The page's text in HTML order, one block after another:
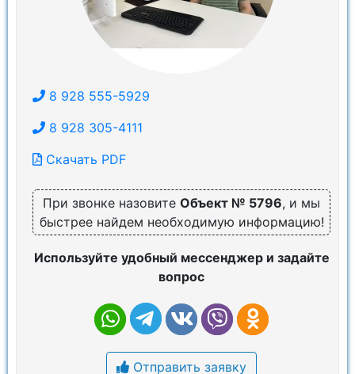
8 928 555-5929
8 928 305-4111
Скачать PDF
При звонке назовите Объект № 5796, и мы
быстрее найдем необходимую информацию!
Используйте удобный мессенджер и задайте
вопрос
Отправить заявку